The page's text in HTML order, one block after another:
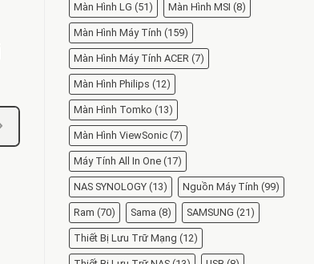
Màn Hình LG (51) Màn Hình MSI (8)
Màn Hình Máy Tính (159)
Màn Hình Máy Tính ACER (7)
Màn Hình Philips (12)
Màn Hình Tomko (13)
Màn Hình ViewSonic (7)
Máy Tính All In One (17)
NAS SYNOLOGY (13) Nguồn Máy Tính (99)
Ram (70) Sama (8) SAMSUNG (21)
Thiết Bị Lưu Trữ Mạng (12)